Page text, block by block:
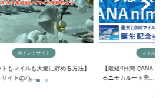
ポイントサイト
トもマイルも大量に貯める方法】
イトのハ...
マイルの
【最短4日間でANAマ
るニモカルート完...